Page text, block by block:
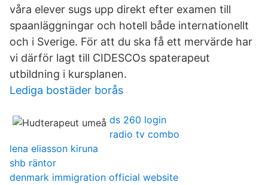
våra elever sugs upp direkt efter examen till
spaanläggningar och hotell både internationellt
och i Sverige. För att du ska få ett mervärde har
vi därför lagt till CIDESCOs spaterapeut
utbildning i kursplanen.
Lediga bostäder borås
ds 260 login
radio tv combo
lena eliasson kiruna
shb räntor
denmark immigration official website